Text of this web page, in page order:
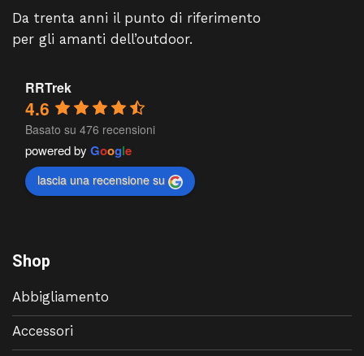
Da trenta anni il punto di riferimento
per gli amanti dell’outdoor.
RRTrek
4.6
Basato su 476 recensioni
powered by Google
lascia una recensione su
Shop
Abbigliamento
Accessori